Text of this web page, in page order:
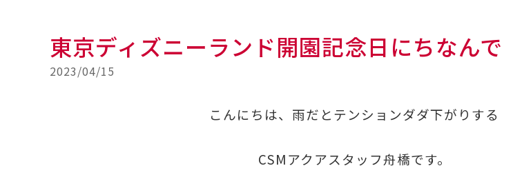
東京ディズニーランド開園記念日にちなんで
2023/04/15
こんにちは、雨だとテンションダダ下がりする
CSMアクアスタッフ舟橋です。